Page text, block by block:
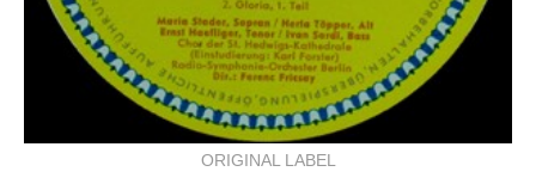
ORIGINAL LABEL